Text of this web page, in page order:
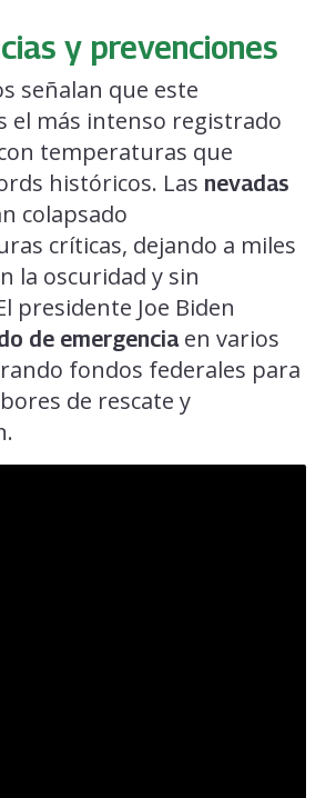
y prevenciones
señalan que este
el más intenso registrado
temperaturas que
históricos. Las nevadas
colapsado
críticas, dejando a miles
la oscuridad y sin
presidente Joe Biden
de emergenciaen varios
fondos federales para
de rescate y